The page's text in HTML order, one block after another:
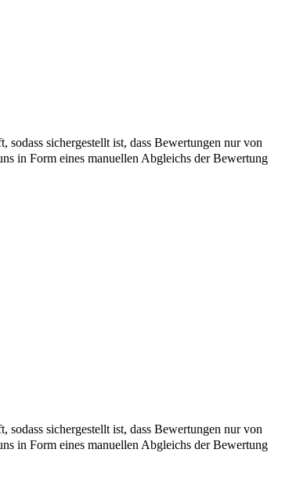
sichergestellt ist, dass Bewertungen nur von
in Form eines manuellen Abgleichs der Bewertung
sichergestellt ist, dass Bewertungen nur von
in Form eines manuellen Abgleichs der Bewertung